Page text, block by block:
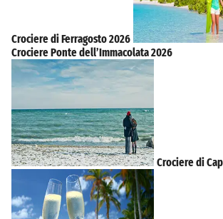
Crociere di Ferragosto 2026
Crociere Ponte dell’Immacolata 2026
Crociere di